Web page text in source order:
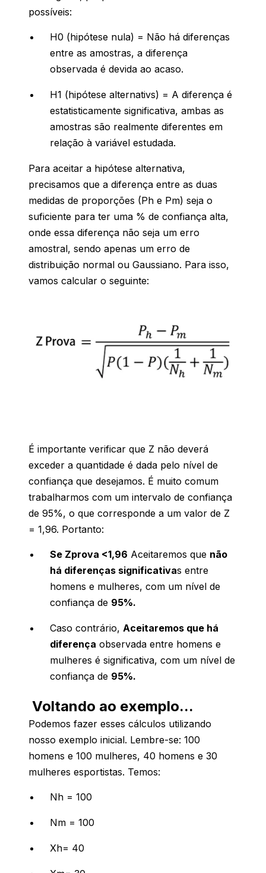
possíveis:
H0 (hipótese nula) = Não há diferenças
entre as amostras, a diferença
observada é devida ao acaso.
H1 (hipótese alternativs) = A diferença é
estatisticamente significativa, ambas as
amostras são realmente diferentes em
relação à variável estudada.
Para aceitar a hipótese alternativa,
precisamos que a diferença entre as duas
medidas de proporções (Ph e Pm) seja o
suficiente para ter uma % de confiança alta,
onde essa diferença não seja um erro
amostral, sendo apenas um erro de
distribuição normal ou Gaussiano. Para isso,
vamos calcular o seguinte:
É importante verificar que Z não deverá
exceder a quantidade é dada pelo nível de
confiança que desejamos. É muito comum
trabalharmos com um intervalo de confiança
de 95%, o que corresponde a um valor de Z
= 1,96. Portanto:
Se Zprova <1,96 Aceitaremos que não
há diferenças significativas entre
homens e mulheres, com um nível de
confiança de 95%.
Caso contrário, Aceitaremos que há
diferença observada entre homens e
mulheres é significativa, com um nível de
confiança de 95%.
Voltando ao exemplo...
Podemos fazer esses cálculos utilizando
nosso exemplo inicial. Lembre-se: 100
homens e 100 mulheres, 40 homens e 30
mulheres esportistas. Temos:
Nh = 100
Nm = 100
Xh= 40